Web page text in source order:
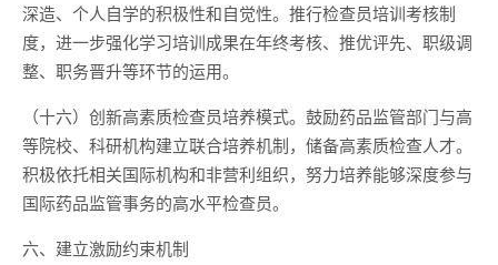
深造、个人自学的积极性和自觉性。推行检查员培训考核制
度，进一步强化学习培训成果在年终考核、推优评先、职级调
整、职务晋升等环节的运用。
（十六）创新高素质检查员培养模式。鼓励药品监管部门与高
等院校、科研机构建立联合培养机制，储备高素质检查人才。
积极依托相关国际机构和非营利组织，努力培养能够深度参与
国际药品监管事务的高水平检查员。
六、建立激励约束机制